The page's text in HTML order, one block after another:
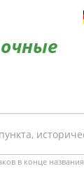
в конце названия